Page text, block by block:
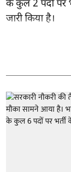
के कुल 2 पदों पर
जारी किया है।